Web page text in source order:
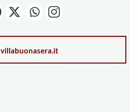
villabuonasera.it